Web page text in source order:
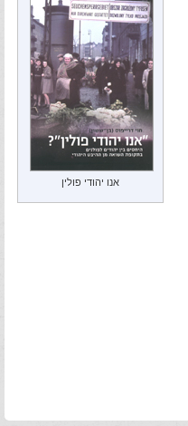
אנו יהודי פולין